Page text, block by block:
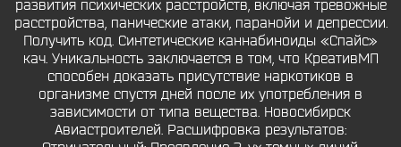
развития психических расстройств, включая тревожные
расстройства, панические атаки, паранойи и депрессии.
Получить код. Синтетические каннабиноиды «Спайс»
кач. Уникальность заключается в том, что КреативМП
способен доказать присутствие наркотиков в
организме спустя дней после их употребления в
зависимости от типа вещества. Новосибирск
Авиастроителей. Расшифровка результатов: